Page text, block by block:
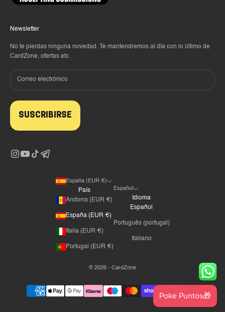
Newsletter
No te pierdas ninguna novedad. Te mantendremos al día con lo último de
CardZone, ofertas etc.
SUSCRIBIRSE
España (EUR €)
País
Andorra (EUR €)
España (EUR €)
Italia (EUR €)
Portugal (EUR €)
Español
Idioma
Español
Português (portugal)
Italiano
© 2026 - CardZone